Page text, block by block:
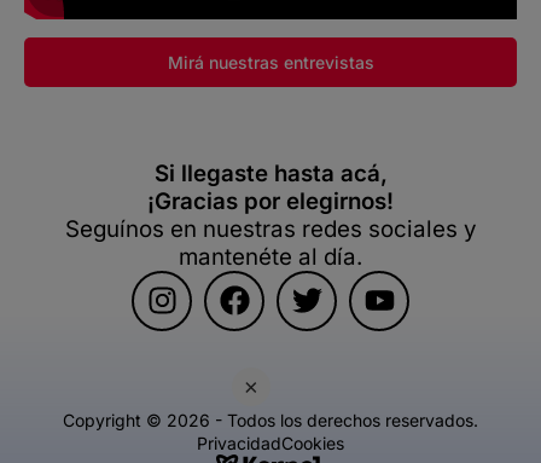
×
Mirá nuestras entrevistas
Si llegaste hasta acá,
¡Gracias por elegirnos!
Seguínos en nuestras redes sociales y
mantenéte al día.
Copyright © 2026 - Todos los derechos reservados.
PrivacidadCookies